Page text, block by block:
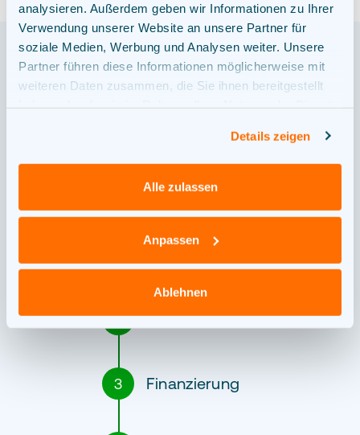
analysieren. Außerdem geben wir Informationen zu Ihrer
Verwendung unserer Website an unsere Partner für
soziale Medien, Werbung und Analysen weiter. Unsere
Partner führen diese Informationen möglicherweise mit
weiteren Daten zusammen, die Sie ihnen bereitgestellt
Details zeigen
Alle zulassen
Anpassen
Ablehnen
DAS PROJEKT
Wo stehen wir jetzt?
2 Gehnehmigung
3 Finanzierung